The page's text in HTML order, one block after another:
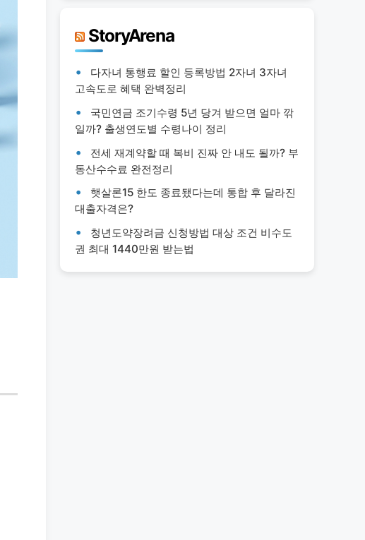
StoryArena
다자녀 통행료 할인 등록방법 2자녀 3자녀
고속도로 혜택 완벽정리
국민연금 조기수령 5년 당겨 받으면 얼마 깎
일까? 출생연도별 수령나이 정리
전세 재계약할 때 복비 진짜 안 내도 될까? 부
동산수수료 완전정리
햇살론15 한도 종료됐다는데 통합 후 달라진
대출자격은?
청년도약장려금 신청방법 대상 조건 비수도
권 최대 1440만원 받는법